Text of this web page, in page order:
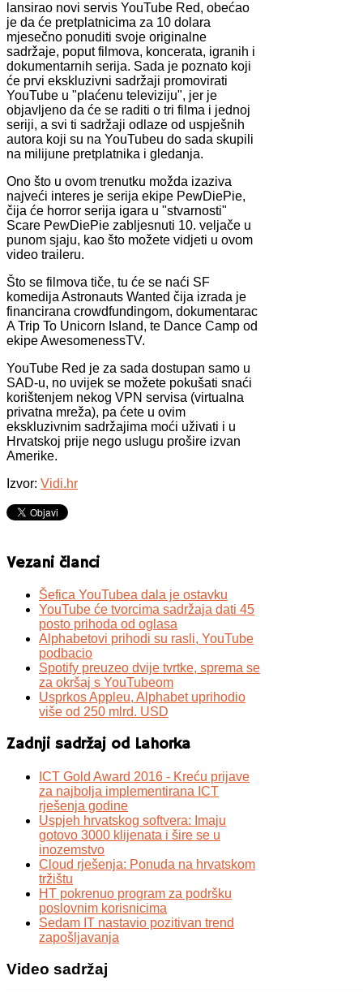
lansirao novi servis YouTube Red, obećao
je da će pretplatnicima za 10 dolara
mjesečno ponuditi svoje originalne
sadržaje, poput filmova, koncerata, igranih i
dokumentarnih serija. Sada je poznato koji
će prvi ekskluzivni sadržaji promovirati
YouTube u "plaćenu televiziju", jer je
objavljeno da će se raditi o tri filma i jednoj
seriji, a svi ti sadržaji odlaze od uspješnih
autora koji su na YouTubeu do sada skupili
na milijune pretplatnika i gledanja.
Ono što u ovom trenutku možda izaziva
najveći interes je serija ekipe PewDiePie,
čija će horror serija igara u "stvarnosti"
Scare PewDiePie zabljesnuti 10. veljače u
punom sjaju, kao što možete vidjeti u ovom
video traileru.
Što se filmova tiče, tu će se naći SF
komedija Astronauts Wanted čija izrada je
financirana crowdfundingom, dokumentarac
A Trip To Unicorn Island, te Dance Camp od
ekipe AwesomenessTV.
YouTube Red je za sada dostupan samo u
SAD-u, no uvijek se možete pokušati snaći
korištenjem nekog VPN servisa (virtualna
privatna mreža), pa ćete u ovim
ekskluzivnim sadržajima moći uživati i u
Hrvatskoj prije nego uslugu prošire izvan
Amerike.
Izvor: Vidi.hr
Vezani članci
Šefica YouTubea dala je ostavku
YouTube će tvorcima sadržaja dati 45
posto prihoda od oglasa
Alphabetovi prihodi su rasli, YouTube
podbacio
Spotify preuzeo dvije tvrtke, sprema se
za okršaj s YouTubeom
Usprkos Appleu, Alphabet uprihodio
više od 250 mlrd. USD
Zadnji sadržaj od Lahorka
ICT Gold Award 2016 - Kreću prijave
za najbolja implementirana ICT
rješenja godine
Uspjeh hrvatskog softvera: Imaju
gotovo 3000 klijenata i šire se u
inozemstvo
Cloud rješenja: Ponuda na hrvatskom
tržištu
HT pokrenuo program za podršku
poslovnim korisnicima
Sedam IT nastavio pozitivan trend
zapošljavanja
Video sadržaj